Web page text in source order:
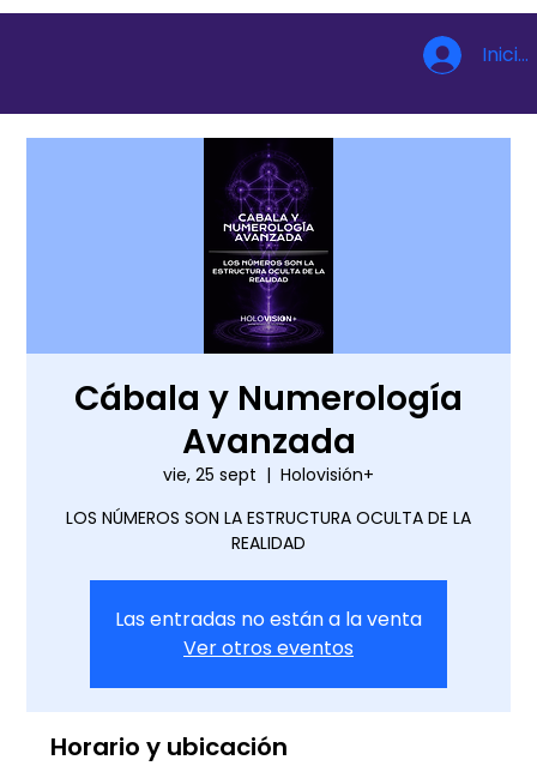
Cábala y Numerología
Avanzada
vie, 25 sept
  |
Holovisión+
LOS NÚMEROS SON LA ESTRUCTURA OCULTA DE LA
REALIDAD
Las entradas no están a la venta
Ver otros eventos
Horario y ubicación